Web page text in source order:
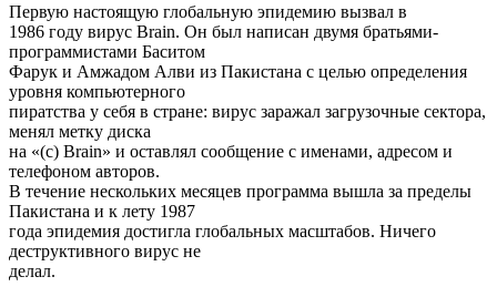
Первую настоящую глобальную эпидемию вызвал в
1986 году вирус Brain. Он был написан двумя братьями-
программистами Баситом
Фарук и Амжадом Алви из Пакистана с целью определения
уровня компьютерного
пиратства у себя в стране: вирус заражал загрузочные сектора,
менял метку диска
на «(c) Brain» и оставлял сообщение с именами, адресом и
телефоном авторов.
В течение нескольких месяцев программа вышла за пределы
Пакистана и к лету 1987
года эпидемия достигла глобальных масштабов. Ничего
деструктивного вирус не
делал.